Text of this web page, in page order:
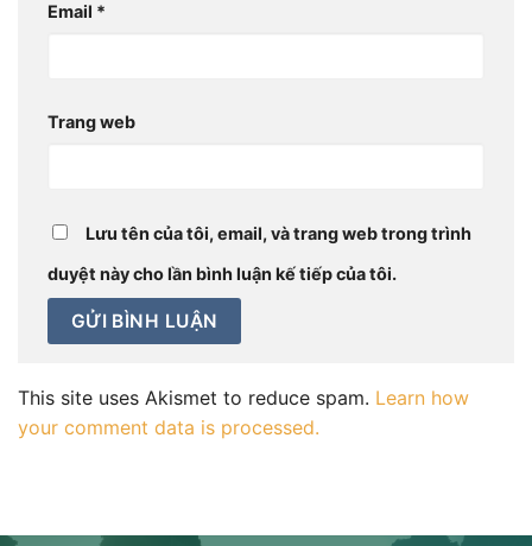
Email *
Trang web
Lưu tên của tôi, email, và trang web trong trình
duyệt này cho lần bình luận kế tiếp của tôi.
This site uses Akismet to reduce spam. Learn how
your comment data is processed.